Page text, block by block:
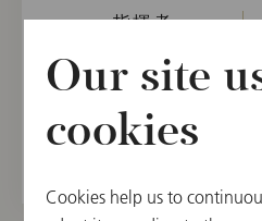
指揮者
Christian Thielemann
Our site
cookies
Cookies help us to